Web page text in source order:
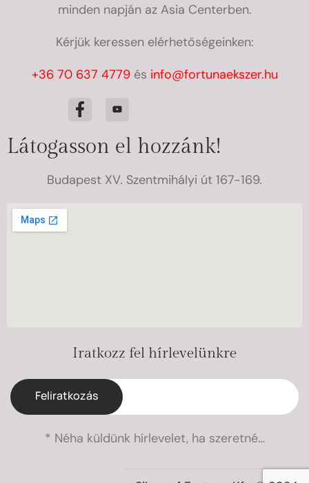
minden napján az Asia Centerben.
Kérjük keressen elérhetőségeinken:
+36 70 637 4779és info@fortunaekszer.hu
Látogasson el hozzánk!
Budapest XV. Szentmihályi út 167-169.
Iratkozz fel hírlevelünkre
Feliratkozás
* Néha küldünk hírlevelet, ha szeretné…